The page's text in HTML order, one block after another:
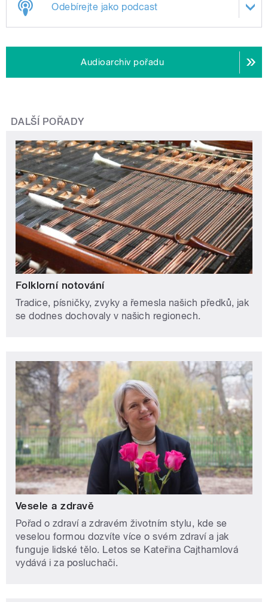
Odebírejte jako podcast
Audioarchiv pořadu
DALŠÍ POŘADY
Folklorní notování
Tradice, písničky, zvyky a řemesla našich předků, jak
se dodnes dochovaly v našich regionech.
Vesele a zdravě
Pořad o zdraví a zdravém životním stylu, kde se
veselou formou dozvíte více o svém zdraví a jak
funguje lidské tělo. Letos se Kateřina Cajthamlová
vydává i za posluchači.